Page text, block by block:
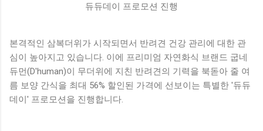
듀듀데이 프로모션 진행
본격적인 삼복더위가 시작되면서 반려견 건강 관리에 대한 관
심이 높아지고 있습니다. 이에 프리미엄 자연화식 브랜드 굽네
듀먼(D'human)이 무더위에 지친 반려견의 기력을 북돋아 줄 여
름 보양 간식을 최대 56% 할인된 가격에 선보이는 특별한 '듀듀
데이' 프로모션을 진행합니다.